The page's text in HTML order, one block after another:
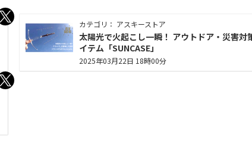
カテゴリ： アスキーストア
太陽光で火起こし一瞬！ アウトドア・災害対
イテム「SUNCASE」
2025年03月22日 18時00分